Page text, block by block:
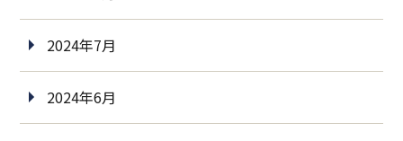
2024年7月
2024年6月